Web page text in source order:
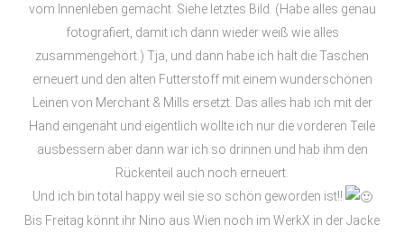
vom Innenleben gemacht. Siehe letztes Bild. (Habe alles genau
fotografiert, damit ich dann wieder weiß wie alles
zusammengehört.) Tja, und dann habe ich halt die Taschen
erneuert und den alten Futterstoff mit einem wunderschönen
Leinen von Merchant & Mills ersetzt. Das alles hab ich mit der
Hand eingenäht und eigentlich wollte ich nur die vorderen Teile
ausbessern aber dann war ich so drinnen und hab ihm den
Rückenteil auch noch erneuert.
Und ich bin total happy weil sie so schön geworden ist!!
Bis Freitag könnt ihr Nino aus Wien noch im WerkX in der Jacke